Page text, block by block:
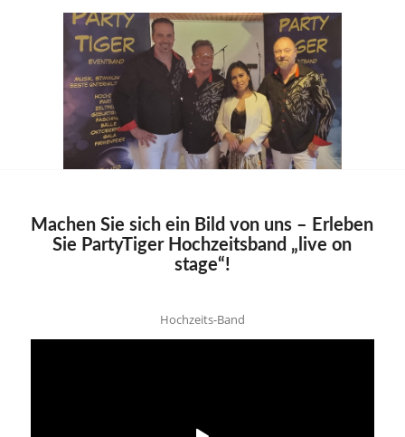
Machen Sie sich ein Bild von uns – Erleben
Sie PartyTiger Hochzeitsband „live on
stage“!
Hochzeits-Band